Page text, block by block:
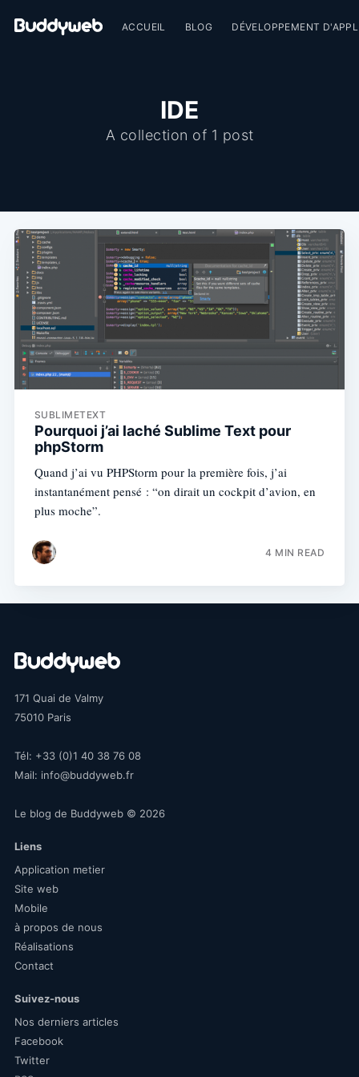
ACCUEIL BLOG DÉVELOPPEMENT
IDE
A collection of 1 post
SUBLIMETEXT
Pourquoi j’ai laché Sublime Text pour
phpStorm
Quand j’ai vu PHPStorm pour la première fois, j’ai
instantanément pensé : “on dirait un cockpit d’avion, en
plus moche”.
4 MIN READ
171 Quai de Valmy
75010 Paris
Tél: +33 (0)1 40 38 76 08
Mail: info@buddyweb.fr
Le blog de Buddyweb© 2026
Liens
Application metier
Site web
Mobile
à propos de nous
Réalisations
Contact
Suivez-nous
Nos derniers articles
Facebook
Twitter